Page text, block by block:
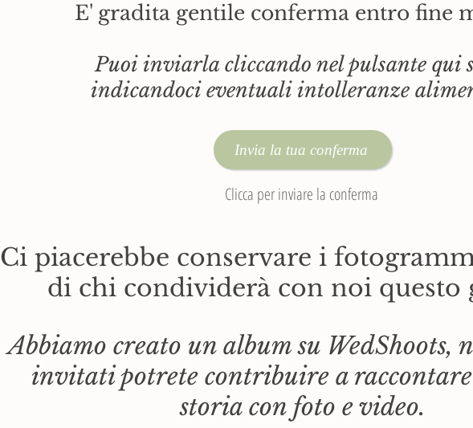
E' gradita gentile conferma entro fine
Puoi inviarla cliccando nel pulsante qui
indicandoci eventuali intolleranze
Invia la tua conferma
Clicca per inviare la conferma
Ci piacerebbe conservare i
di chi condividerà con noi questo
Abbiamo creato un album su WedShoots,
invitati potrete contribuire a
storia con foto e video.